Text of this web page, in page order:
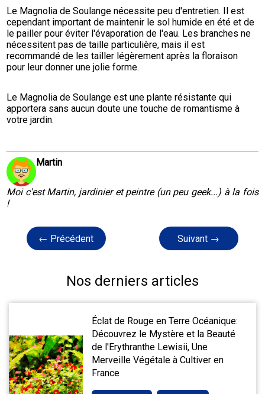
Le Magnolia de Soulange nécessite peu d'entretien. Il est
cependant important de maintenir le sol humide en été et de
le pailler pour éviter l'évaporation de l'eau. Les branches ne
nécessitent pas de taille particulière, mais il est
recommandé de les tailler légèrement après la floraison
pour leur donner une jolie forme.
Le Magnolia de Soulange est une plante résistante qui
apportera sans aucun doute une touche de romantisme à
votre jardin.
Martin
Moi c'est Martin, jardinier et peintre (un peu geek...) à la fois
!
← Précédent Suivant →
Nos derniers articles
Éclat de Rouge en Terre Océanique:
Découvrez le Mystère et la Beauté
de l'Erythranthe Lewisii, Une
Merveille Végétale à Cultiver en
France